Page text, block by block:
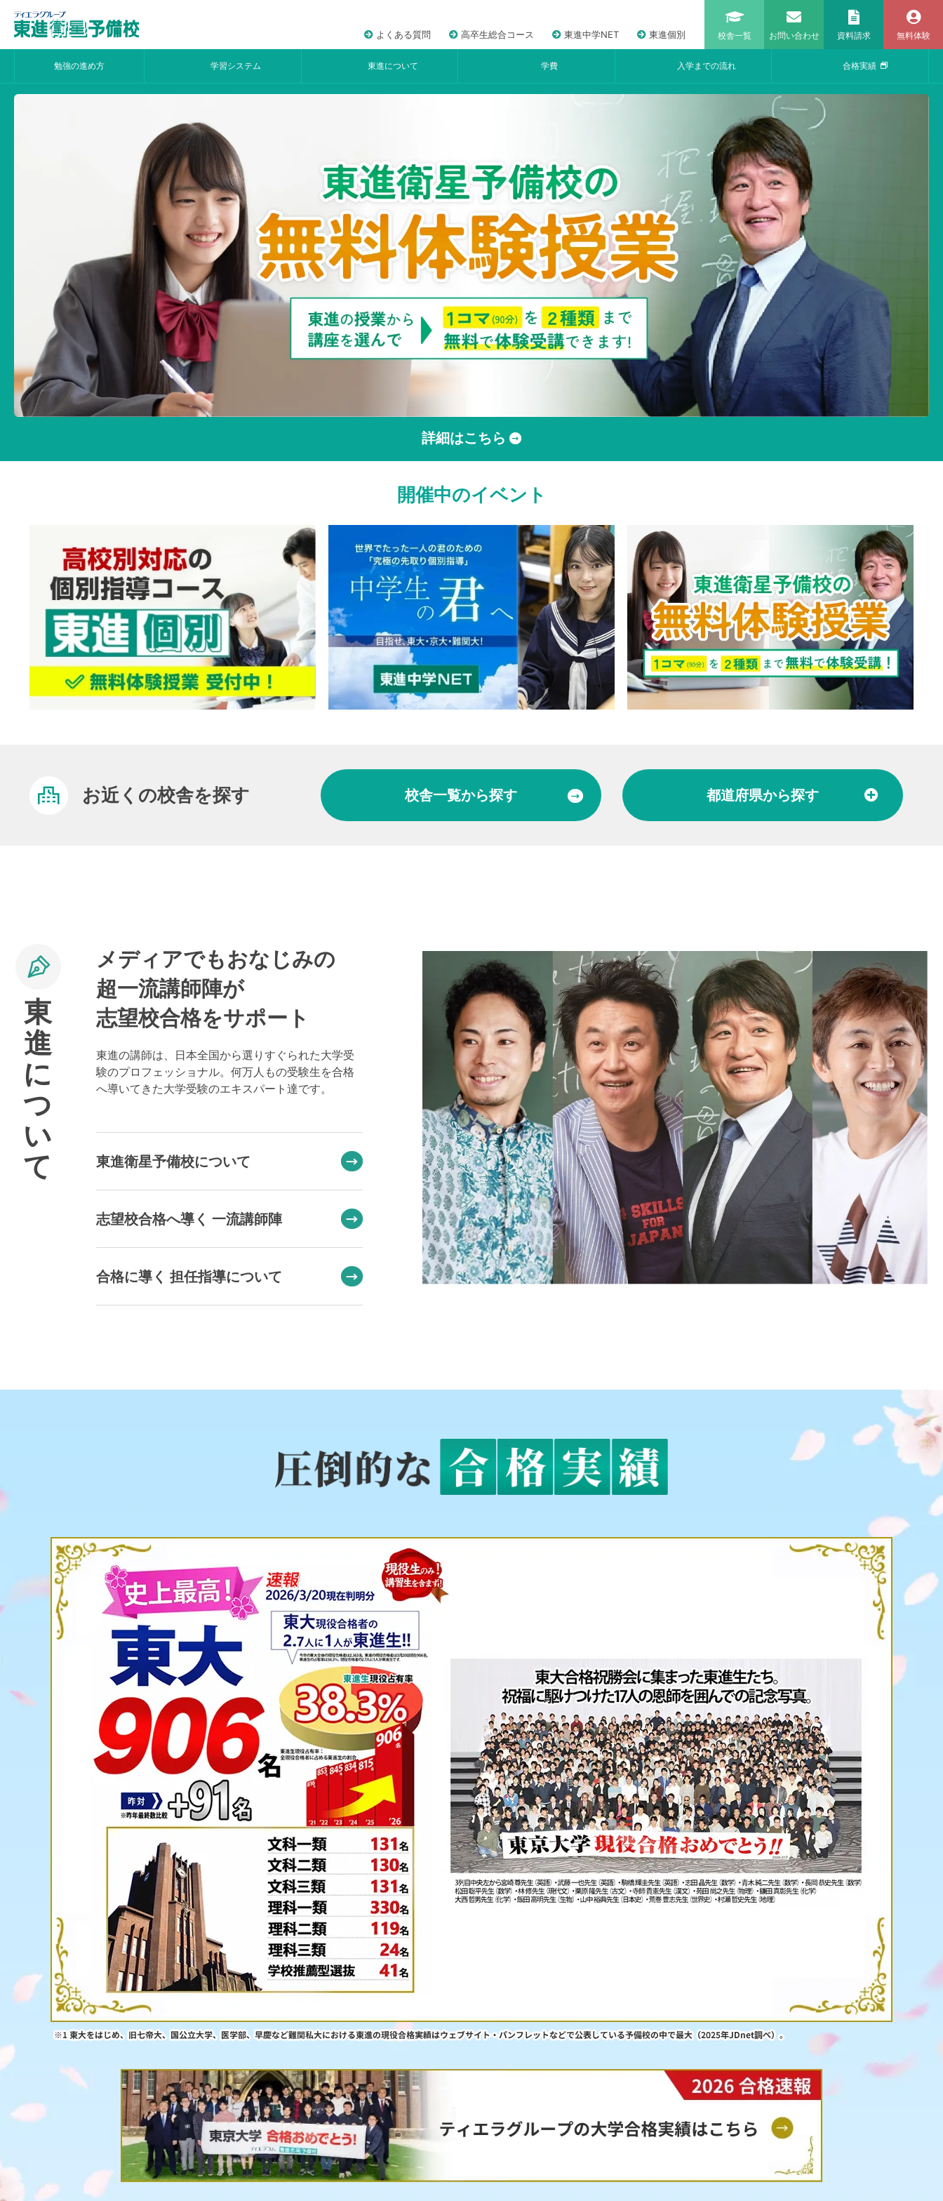
よくある質問 高卒生総合コース 東進中学NET 東進個別 校舎一覧 お問い合わせ 資料請求 無料体験
勉強の進め方 学習システム 東進について 学費 入学までの流れ 合格実績
詳細はこちら
開催中のイベント
お近くの校舎を探す 校舎一覧から探す 都道府県から探す
中国 山口県
九州 福岡県 熊本県 長崎県
東
進
に
つ
い
て
メディアでもおなじみの
超一流講師陣が
志望校合格をサポート
東進の講師は、日本全国から選りすぐられた大学受
験のプロフェッショナル。何万人もの受験生を合格
へ導いてきた大学受験のエキスパート達です。
東進衛星予備校について
志望校合格へ導く 一流講師陣
合格に導く 担任指導について